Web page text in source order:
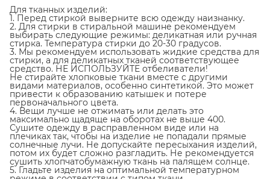
Для тканных изделий:
1. Перед стиркой выверните всю одежду наизнанку.
2. Для стирки в стиральной машине рекомендуем
выбирать следующие режимы: деликатная или ручная
стирка. Температура стирки до 20-30 градусов.
3. Мы рекомендуем использовать жидкие средства для
стирки, а для деликатных тканей соответствующее
средство. НЕ ИСПОЛЬЗУЙТЕ отбеливатели!
Не стирайте хлопковые ткани вместе с другими
видами материалов, особенно синтетикой. Это может
привести к образованию катышек и потере
первоначального цвета.
4. Вещи лучше не отжимать или делать это
максимально щадяще на оборотах не выше 400.
Сушите одежду в расправленном виде или на
плечиках так, чтобы на изделие не попадали прямые
солнечные лучи. Не допускайте пересыхания изделий,
потом их будет сложно разгладить. Не рекомендуется
сушить хлопчатобумажную ткань на палящем солнце.
5. Гладьте изделия на оптимальной температурном